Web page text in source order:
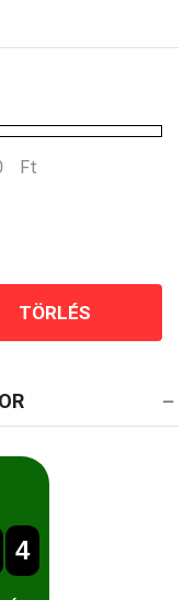
Price
Price
Ft
TÖRLÉS